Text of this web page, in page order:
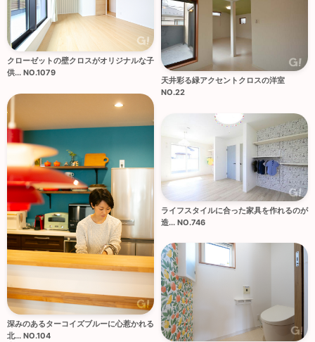
クローゼットの壁クロスがオリジナルな子
供... NO.1079
天井彩る緑アクセントクロスの洋室
NO.22
深みのあるターコイズブルーに心惹かれる
北... NO.104
ライフスタイルに合った家具を作れるのが
造... NO.746